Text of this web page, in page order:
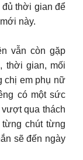
đủ thời gian để
này.
vẫn còn gặp
thời gian, mối
chị em phụ nữ
có một sức
qua thách
chút từng
sẽ đến ngày